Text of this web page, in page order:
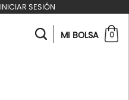
INICIAR SESIÓN
MI BOLSA 0